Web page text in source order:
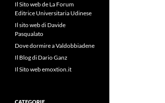
Il Sito web de La Forum
Editrice Universitaria Udinese
Il sito web di Davide
Pasqualato
Dove dormire a Valdobbiadene
Il Blog di Dario Ganz
Il Sito web emoxtion.it